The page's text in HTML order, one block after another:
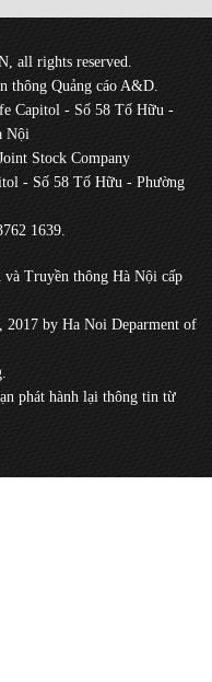
all rights reserved.
thông Quảng cáo A&D.
Capitol - Số 58 Tố Hữu -
Nội
Stock Company
- Số 58 Tố Hữu - Phường
1639.
Truyền thông Hà Nội cấp
by Ha Noi Deparment of
phát hành lại thông tin từ